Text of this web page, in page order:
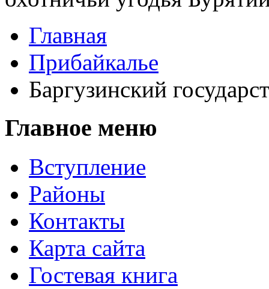
Главная
Прибайкалье
Баргузинский
Главное меню
Вступление
Районы
Контакты
Карта сайта
Гостевая книга